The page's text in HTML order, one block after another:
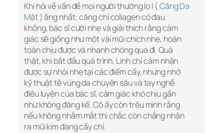
Khi hỏi về vấn đề mọi người thường lo l (Căng Da
Mặt) ắng nhất: căng chỉ collagen có đau
không, bác sĩ cười nhẹ và giải thích rằng cảm
giác sẽ giống như một vài mũi chích nhẹ, hoàn
toàn chịu được và nhanh chóng qua đi. Quả
thật, khi bắt đầu quá trình, Linh chỉ cảm nhận
được sự nhói nhẹ tại các điểm cấy, nhưng nhờ
kỹ thuật tê vùng da chuyên sâu và tay nghề
điêu luyện của bác sĩ, cảm giác khó chịu gần
như không đáng kể. Cô ấy còn trêu mình rằng
nếu không nhắm mắt thì chắc còn chẳng nhận
ra mũi kim đang cấy chỉ.